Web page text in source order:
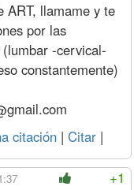
327 2429
58889 346892
417 2031
315 2335
56624 333550
398 1934
ART, llamame y te
por las
-cervical-
constantemente)
gmail.com
citación | Citar |
+1